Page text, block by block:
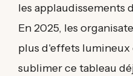
les applaudissements
En 2025, les
plus d'effets lumineux
sublimer ce tableau